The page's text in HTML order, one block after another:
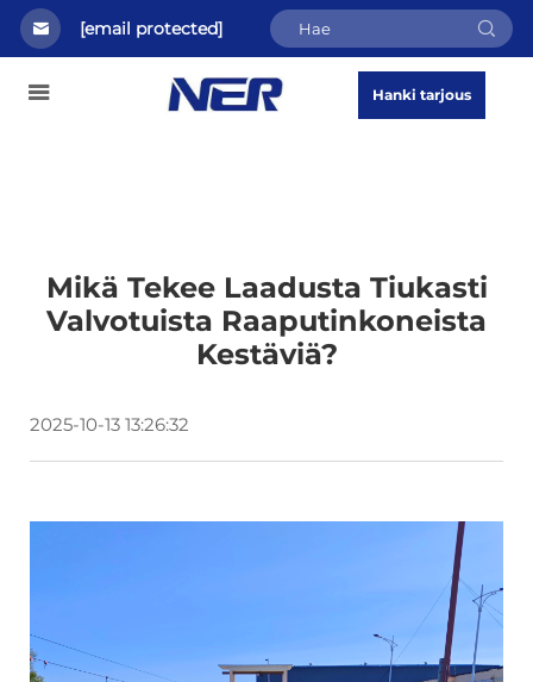
[email protected]
Hanki tarjous
Mikä Tekee Laadusta Tiukasti
Valvotuista Raaputinkoneista
Kestäviä?
2025-10-13 13:26:32